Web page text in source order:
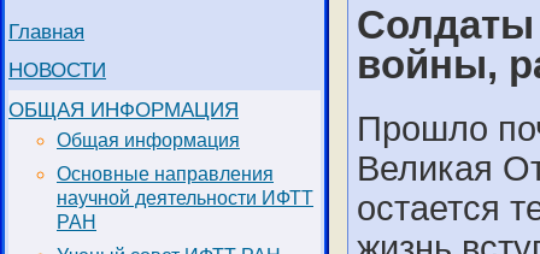
Главная
НОВОСТИ
ОБЩАЯ ИНФОРМАЦИЯ
Общая информация
Основные направления
научной деятельности ИФТТ
РАН
Солдаты
войны,
Прошло
Великая
остается